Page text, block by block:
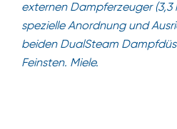
externen Dampferzeuger (3,3
spezielle Anordnung und
beiden DualSteam
Feinsten. Miele.